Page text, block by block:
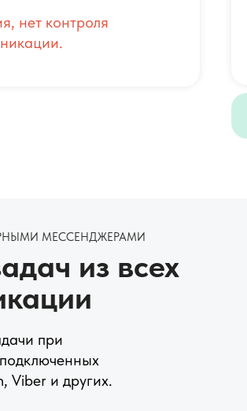
нет контроля
МЕССЕНДЖЕРАМИ
из всех
при
Viber и других.